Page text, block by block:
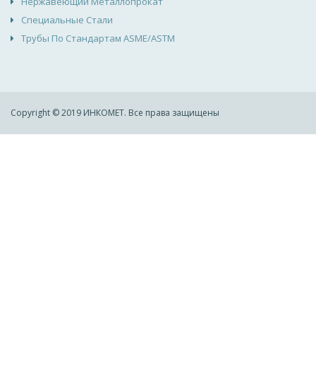
Специальные Стали
Трубы По Стандартам ASME/ASTM
Copyright © 2019 ИНКОМЕТ. Все права защищены